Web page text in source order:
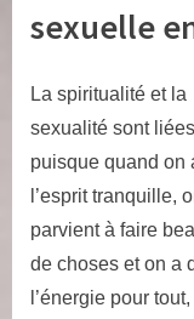
sexuelle
La spiritualité et la
sexualité sont
puisque quand on
l’esprit tranquille,
parvient à faire
de choses et on a
l’énergie pour